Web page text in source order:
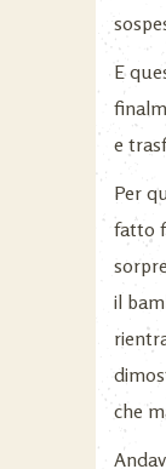
E
e
Per
fatto
il
che